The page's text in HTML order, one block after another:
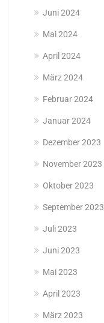
Juni 2024
Mai 2024
April 2024
März 2024
Februar 2024
Januar 2024
Dezember 2023
November 2023
Oktober 2023
September 2023
Juli 2023
Juni 2023
Mai 2023
April 2023
März 2023